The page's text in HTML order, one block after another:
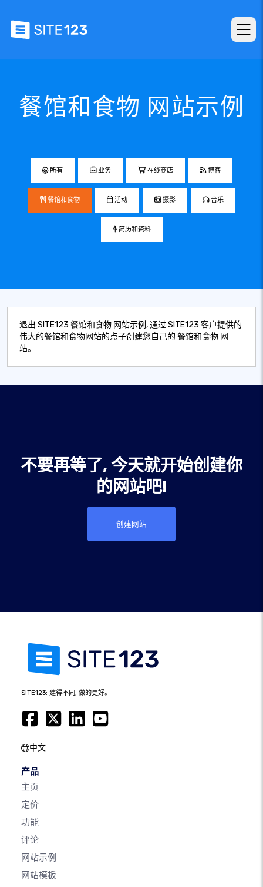
餐馆和食物 网站示例
所有 业务 在线商店 博客
餐馆和食物 活动 摄影 音乐
简历和资料
退出 SITE123 餐馆和食物 网站示例, 通过 SITE123 客户提供的
伟大的餐馆和食物网站的点子创建您自己的 餐馆和食物 网
站。
不要再等了, 今天就开始创建你
的网站吧!
创建网站
SITE123: 建得不同, 做的更好。
中文
产品
主页
定价
功能
评论
网站示例
网站模板